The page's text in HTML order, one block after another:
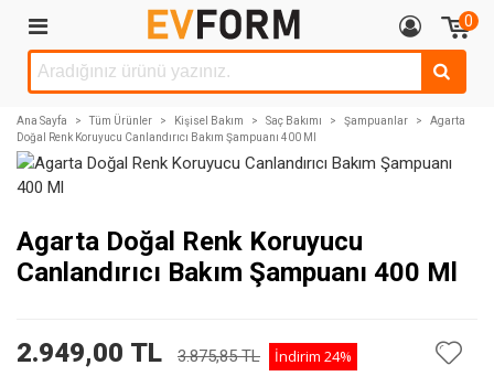
0
Ana Sayfa > Tüm Ürünler > Kişisel Bakım > Saç Bakımı > Şampuanlar >
Agarta
Doğal Renk Koruyucu Canlandırıcı Bakım Şampuanı 400 Ml
Agarta Doğal Renk Koruyucu
Canlandırıcı Bakım Şampuanı 400 Ml
2.949,00 TL 3.875,85 TL İndirim 24%